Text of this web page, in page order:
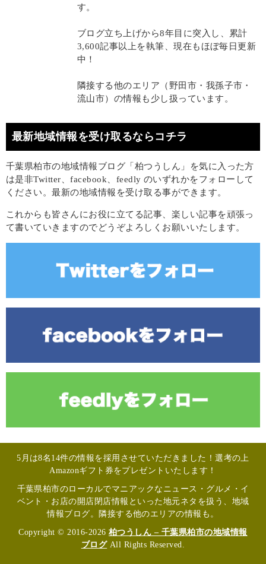
す。
ブログ立ち上げから8年目に突入し、累計
3,600記事以上を執筆、現在もほぼ毎日更新
中！
隣接する他のエリア（野田市・我孫子市・
流山市）の情報も少し扱っています。
最新地域情報を受け取るならコチラ
千葉県柏市の地域情報ブログ「柏つうしん」を気に入った方
は是非Twitter、facebook、feedly のいずれかをフォローして
ください。最新の地域情報を受け取る事ができます。
これからも皆さんにお役に立てる記事、楽しい記事を頑張っ
て書いていきますのでどうぞよろしくお願いいたします。
5月は8名14件の情報を採用させていただきました！選考の上
Amazonギフト券をプレゼントいたします！
千葉県柏市のローカルでマニアックなニュース・グルメ・イ
ベント・お店の開店閉店情報といった地元ネタを扱う、地域
情報ブログ。隣接する他のエリアの情報も。
Copyright © 2016-2026 柏つうしん – 千葉県柏市の地域情報
ブログAll Rights Reserved.